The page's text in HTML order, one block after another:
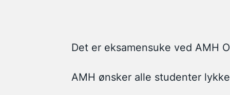
Det er eksamensuke ved AMH
AMH ønsker alle studenter